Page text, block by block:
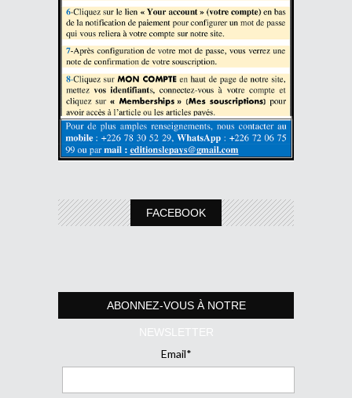
FACEBOOK
ABONNEZ-VOUS À NOTRE
NEWSLETTER
Email*